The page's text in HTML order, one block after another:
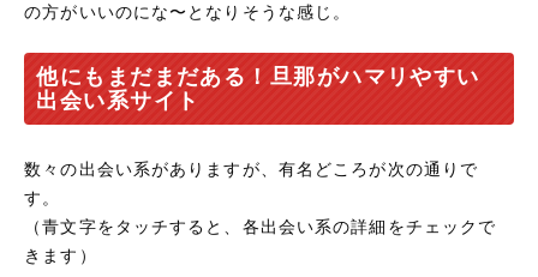
の方がいいのにな〜となりそうな感じ。
他にもまだまだある！旦那がハマリやすい
出会い系サイト
数々の出会い系がありますが、有名どころが次の通りで
す。
（青文字をタッチすると、各出会い系の詳細をチェックで
きます）